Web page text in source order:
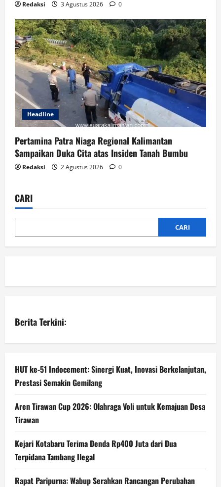
Redaksi 3 Agustus 2026 0
Headline
Pertamina Patra Niaga Regional Kalimantan
Sampaikan Duka Cita atas Insiden Tanah Bumbu
Redaksi 2 Agustus 2026 0
CARI
CARI
Berita Terkini:
HUT ke-51 Indocement: Sinergi Kuat, Inovasi Berkelanjutan,
Prestasi Semakin Gemilang
Aren Tirawan Cup 2026: Olahraga Voli untuk Kemajuan Desa
Tirawan
Kejari Kotabaru Terima Denda Rp400 Juta dari Dua
Terpidana Tambang Ilegal
Rapat Paripurna: Wabup Serahkan Rancangan Perubahan